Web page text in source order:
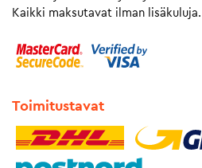
Kaikki maksutavat ilman lisäkuluja.
Toimitustavat